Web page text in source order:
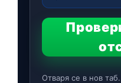
Отваря се в нов